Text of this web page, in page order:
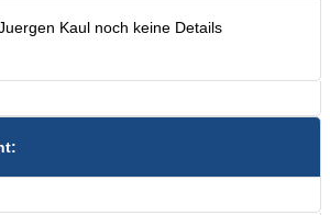
Kaul noch keine Details